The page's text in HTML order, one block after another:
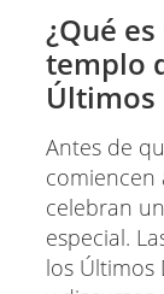
¿Qué
templo
Últimos
Antes de
comiencen
celebran
especial.
los Últimos